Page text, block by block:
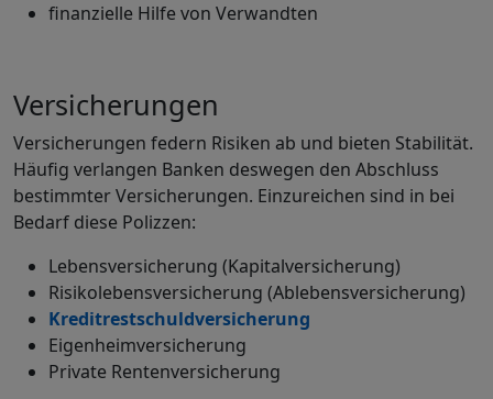
finanzielle Hilfe von Verwandten
Versicherungen
Versicherungen federn Risiken ab und bieten Stabilität.
Häufig verlangen Banken deswegen den Abschluss
bestimmter Versicherungen. Einzureichen sind in bei
Bedarf diese Polizzen:
Lebensversicherung (Kapitalversicherung)
Risikolebensversicherung (Ablebensversicherung)
Kreditrestschuldversicherung
Eigenheimversicherung
Private Rentenversicherung